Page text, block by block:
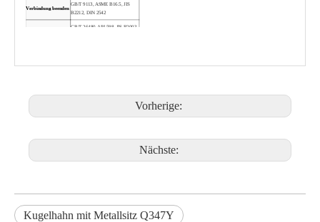
Verbindung beenden
GB/T 9113, ASME B16.5, JIS
B2212, DIN 2542
GB/T 26480, API 598, JIS B2003,
Vorherige:
Nächste:
Kugelhahn mit Metallsitz Q347Y